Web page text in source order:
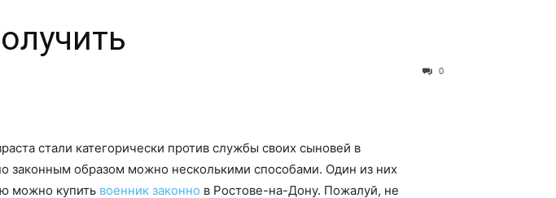
0
стали категорически против службы своих сыновей в
законным образом можно несколькими способами. Один из них
можно купить военник законно в Ростове-на-Дону. Пожалуй, не